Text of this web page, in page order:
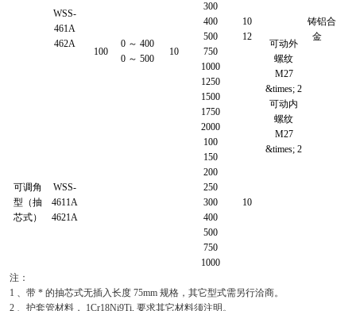
100
0 ～ 400
0 ～ 500
10
WSS-
461A
462A
300
400
500
750
1000
1250
1500
1750
2000
10
12
可动外
螺纹
M27
&times; 2
可动内
螺纹
M27
&times; 2
铸铝合
金
可调角
型（抽
芯式）
WSS-
4611A
4621A
100
150
200
250
300
400
500
750
1000
10
注：
1 、带 * 的抽芯式无插入长度 75mm 规格，其它型式需另行洽商。
2 、护套管材料， 1Cr18Ni9Ti, 要求其它材料须注明。